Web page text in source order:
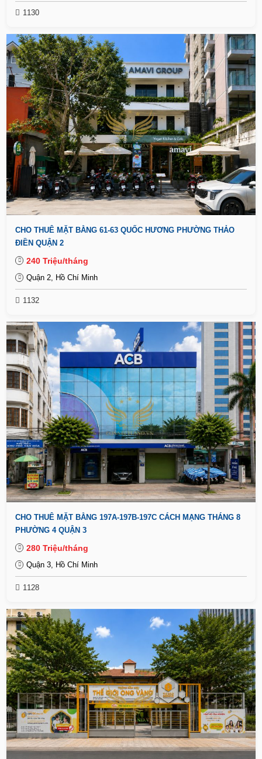
1130
CHO THUÊ MẶT BẰNG 61-63 QUỐC HƯƠNG PHƯỜNG THẢO
ĐIỀN QUẬN 2
240 Triệu/tháng
Quận 2, Hồ Chí Minh
1132
CHO THUÊ MẶT BẰNG 197A-197B-197C CÁCH MẠNG THÁNG 8
PHƯỜNG 4 QUẬN 3
280 Triệu/tháng
Quận 3, Hồ Chí Minh
1128